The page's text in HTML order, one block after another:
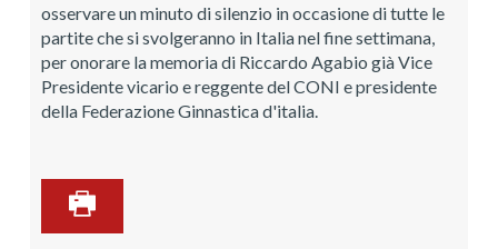
osservare un minuto di silenzio in occasione di tutte le
partite che si svolgeranno in Italia nel fine settimana,
per onorare la memoria di Riccardo Agabio già Vice
Presidente vicario e reggente del CONI e presidente
della Federazione Ginnastica d'italia.